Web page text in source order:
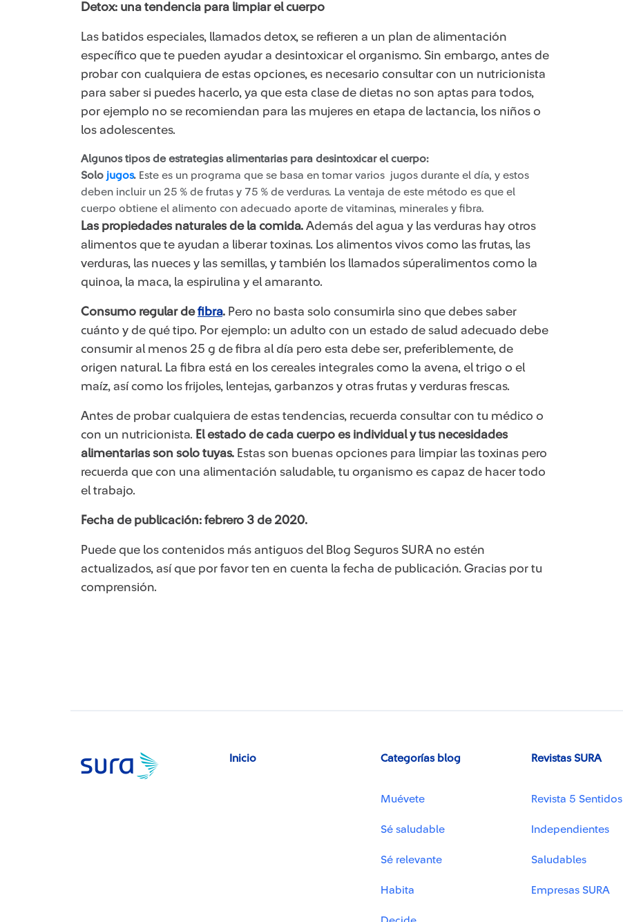
Detox: una tendencia para limpiar el cuerpo
Las batidos especiales, llamados detox, se refieren a un plan de alimentación
específico que te pueden ayudar a desintoxicar el organismo. Sin embargo, antes de
probar con cualquiera de estas opciones, es necesario consultar con un nutricionista
para saber si puedes hacerlo, ya que esta clase de dietas no son aptas para todos,
por ejemplo no se recomiendan para las mujeres en etapa de lactancia, los niños o
los adolescentes.
Algunos tipos de estrategias alimentarias para desintoxicar el cuerpo:
Solo jugos​. Este es un programa que se basa en tomar varios jugos durante el día, y estos
deben incluir un 25 % de frutas y 75 % de verduras. La ventaja de este método es que el
cuerpo obtiene el alimento con adecuado aporte de vitaminas, minerales y fibra.
Las propiedades naturales de la comida. Además del agua y las verduras hay otros
alimentos que te ayudan a liberar toxinas. Los alimentos vivos como las frutas, las
verduras, las nueces y las semillas, y también los llamados súperalimentos como la
quinoa, la maca, la espirulina y el amaranto.
Consumo regular defibra​. Pero no basta solo consumirla sino que debes saber
cuánto y de qué tipo. Por ejemplo: un adulto con un estado de salud adecuado debe
consumir al menos 25 g de fibra al día pero esta debe ser, preferiblemente, de
origen natural. La fibra está en los cereales integrales como la avena, el trigo o el
maíz, así como los frijoles, lentejas, garbanzos y otras frutas y verduras frescas.
Antes de probar cualquiera de estas tendencias, recuerda consultar con tu médico o
con un nutricionista. El estado de cada cuerpo es individual y tus necesidades
alimentarias son solo tuyas. Estas son buenas opciones para limpiar las toxinas pero
recuerda que con una alimentación saludable, tu organismo es capaz de hacer todo
el trabajo.
Fecha de publicación: febrero 3 de 2020.
Puede que los contenidos más antiguos del Blog Seguros SURA no estén
actualizados, así que por favor ten en cuenta la fecha de publicación. Gracias por tu
comprensión.​​
Inicio Categorías blog
Muévete
Sé saludable
Sé relevante
Habita
Revistas SURA
Revista 5 Sentidos
Independientes
Saludables
Empresas SURA